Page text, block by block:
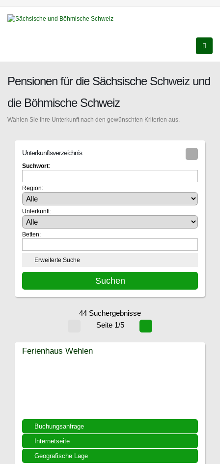
Pensionen für die Sächsische Schweiz und
die Böhmische Schweiz
Wählen Sie Ihre Unterkunft nach den gewünschten Kriterien aus.
Unterkunftsverzeichnis
Suchwort:
Region:
Unterkunft:
Betten:
Erweiterte Suche
44 Suchergebnisse
Seite 1/5
Buchungsanfrage
Internetseite
Geografische Lage
Ferienhaus Wehlen